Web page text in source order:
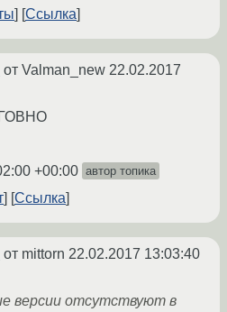
Ссылка
от Valman_new 22.02.2017
ГОВНО
+00:00 автор топика
Ссылка
от mittorn 22.02.2017 13:03:40
версии отсутствуют в